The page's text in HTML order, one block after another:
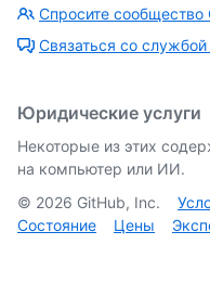
Спросите сообщество
Связаться со
Юридические услуги
Некоторые из этих
на компьютер или ИИ.
© 2026 GitHub, Inc.
Состояние
Цены